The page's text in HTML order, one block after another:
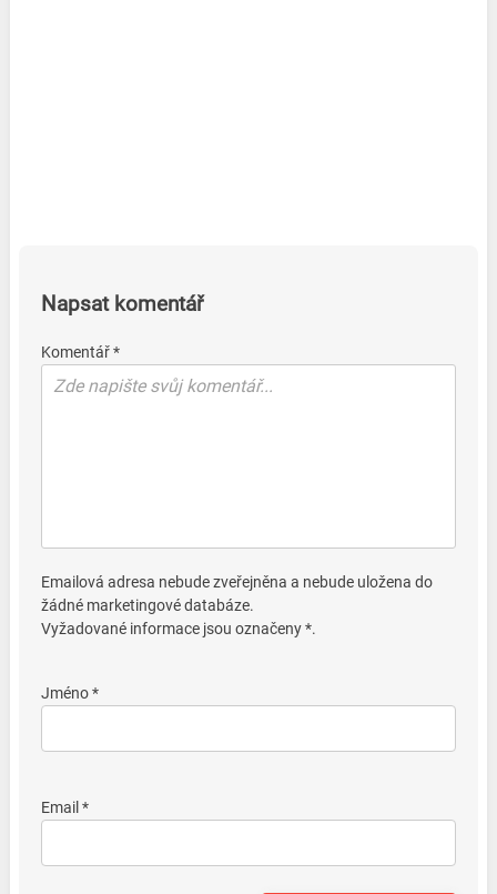
Napsat komentář
Komentář *
Emailová adresa nebude zveřejněna a nebude uložena do
žádné marketingové databáze.
Vyžadované informace jsou označeny *.
Jméno *
Email *